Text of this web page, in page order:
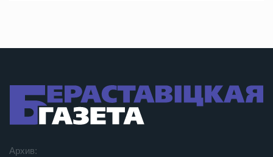
Архив: